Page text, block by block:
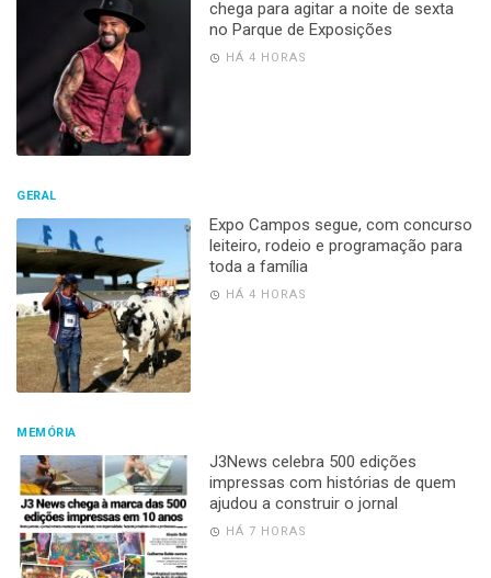
chega para agitar a noite de sexta
no Parque de Exposições
HÁ 4 HORAS
GERAL
Expo Campos segue, com concurso
leiteiro, rodeio e programação para
toda a família
HÁ 4 HORAS
MEMÓRIA
J3News celebra 500 edições
impressas com histórias de quem
ajudou a construir o jornal
HÁ 7 HORAS